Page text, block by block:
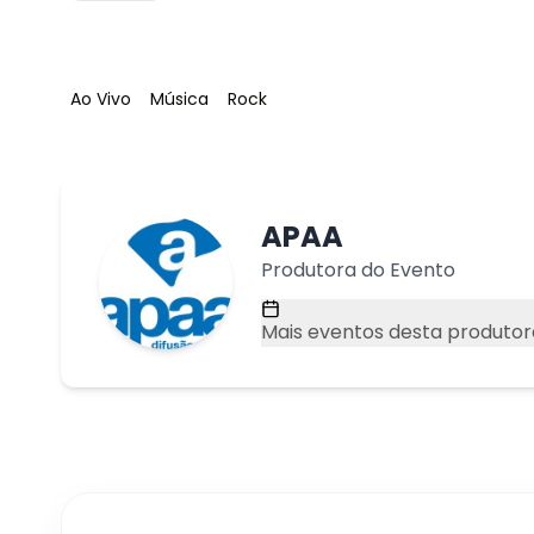
Tag:
Ao Vivo Tag:
Música Tag:
Rock
APAA
Produtora do Evento
Mais eventos desta